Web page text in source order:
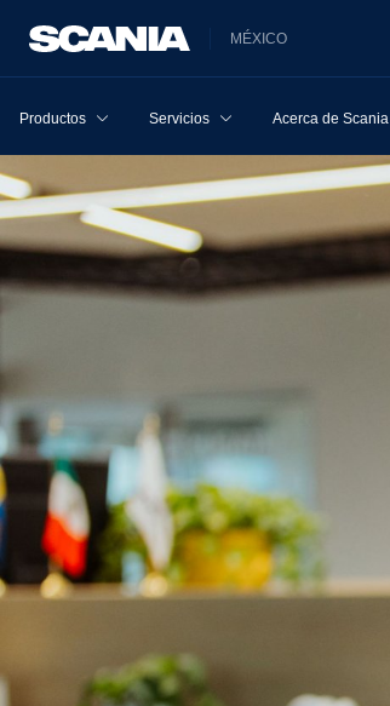
MÉXICO
Productos Servicios Acerca de Scania